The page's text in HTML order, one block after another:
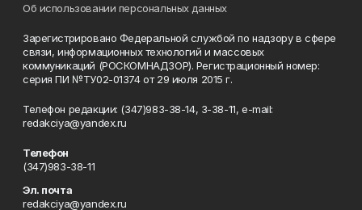
Об использовании персональных данных
Зарегистрировано Федеральной службой по надзору в сфере
связи, информационных технологий и массовых
коммуникаций (РОСКОМНАДЗОР). Регистрационный номер:
серия ПИ №ТУ02-01374 от 29 июля 2015 г.
Телефон редакции: (347)983-38-14, 3-38-11, e-mail:
redakciya@yandex.ru
Телефон
(347)983-38-11
Эл. почта
redakciya@yandex.ru